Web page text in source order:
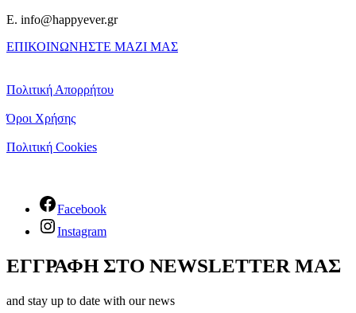
E. info@happyever.gr
ΕΠΙΚΟΙΝΩΝΗΣΤΕ ΜΑΖΙ ΜΑΣ
Πολιτική Απορρήτου
Όροι Χρήσης
Πολιτική Cookies
Facebook
Instagram
ΕΓΓΡΑΦΗ ΣΤΟ NEWSLETTER ΜΑΣ
and stay up to date with our news